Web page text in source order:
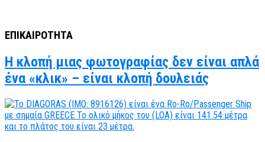
ΕΠΙΚΑΙΡΟΤΗΤΑ
Η κλοπή μιας φωτογραφίας δεν είναι απλά
ένα «κλικ» – είναι κλοπή δουλειάς